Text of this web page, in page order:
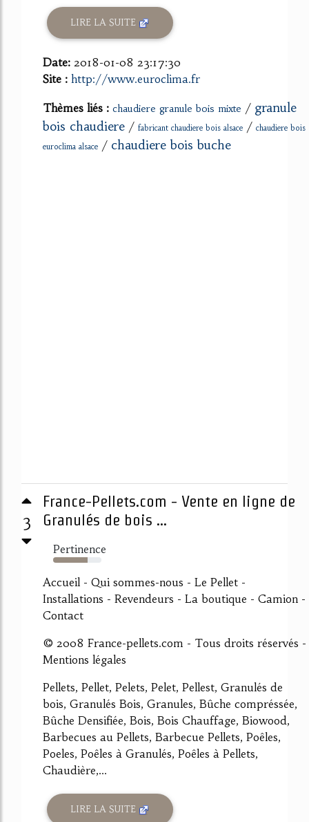
LIRE LA SUITE
Date: 2018-01-08 23:17:30
Site : http://www.euroclima.fr
Thèmes liés : chaudiere granule bois mixte / granule
bois chaudiere / fabricant chaudiere bois alsace / chaudiere bois
euroclima alsace / chaudiere bois buche
3
France-Pellets.com - Vente en ligne de
Granulés de bois ...
Pertinence
72%
Accueil - Qui sommes-nous - Le Pellet -
Installations - Revendeurs - La boutique - Camion -
Contact
© 2008 France-pellets.com - Tous droits réservés -
Mentions légales
Pellets, Pellet, Pelets, Pelet, Pellest, Granulés de
bois, Granulés Bois, Granules, Bûche compréssée,
Bûche Densifiée, Bois, Bois Chauffage, Biowood,
Barbecues au Pellets, Barbecue Pellets, Poêles,
Poeles, Poêles à Granulés, Poêles à Pellets,
Chaudière,...
LIRE LA SUITE